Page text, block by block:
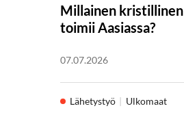
Millainen kristillinen
toimii Aasiassa?
07.07.2026
Lähetystyö Ulkomaat